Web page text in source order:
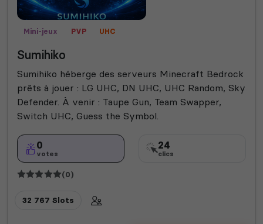
Mini-jeux PVP UHC
Sumihiko
Sumihiko héberge des serveurs Minecraft Bedrock
prêts à jouer : LG UHC, DN UHC, UHC Random, Sky
Defender. À venir : Taupe Gun, Team Swapper,
Switch UHC, Guess the Symbol.
0
votes
24
clics
(0)
32 767 Slots